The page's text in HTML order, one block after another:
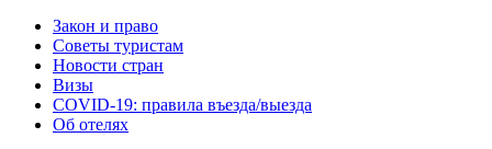
Закон и право
Советы туристам
Новости стран
Визы
COVID-19: правила въезда/выезда
Об отелях